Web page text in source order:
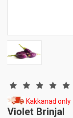
Kakkanad only
Violet Brinjal